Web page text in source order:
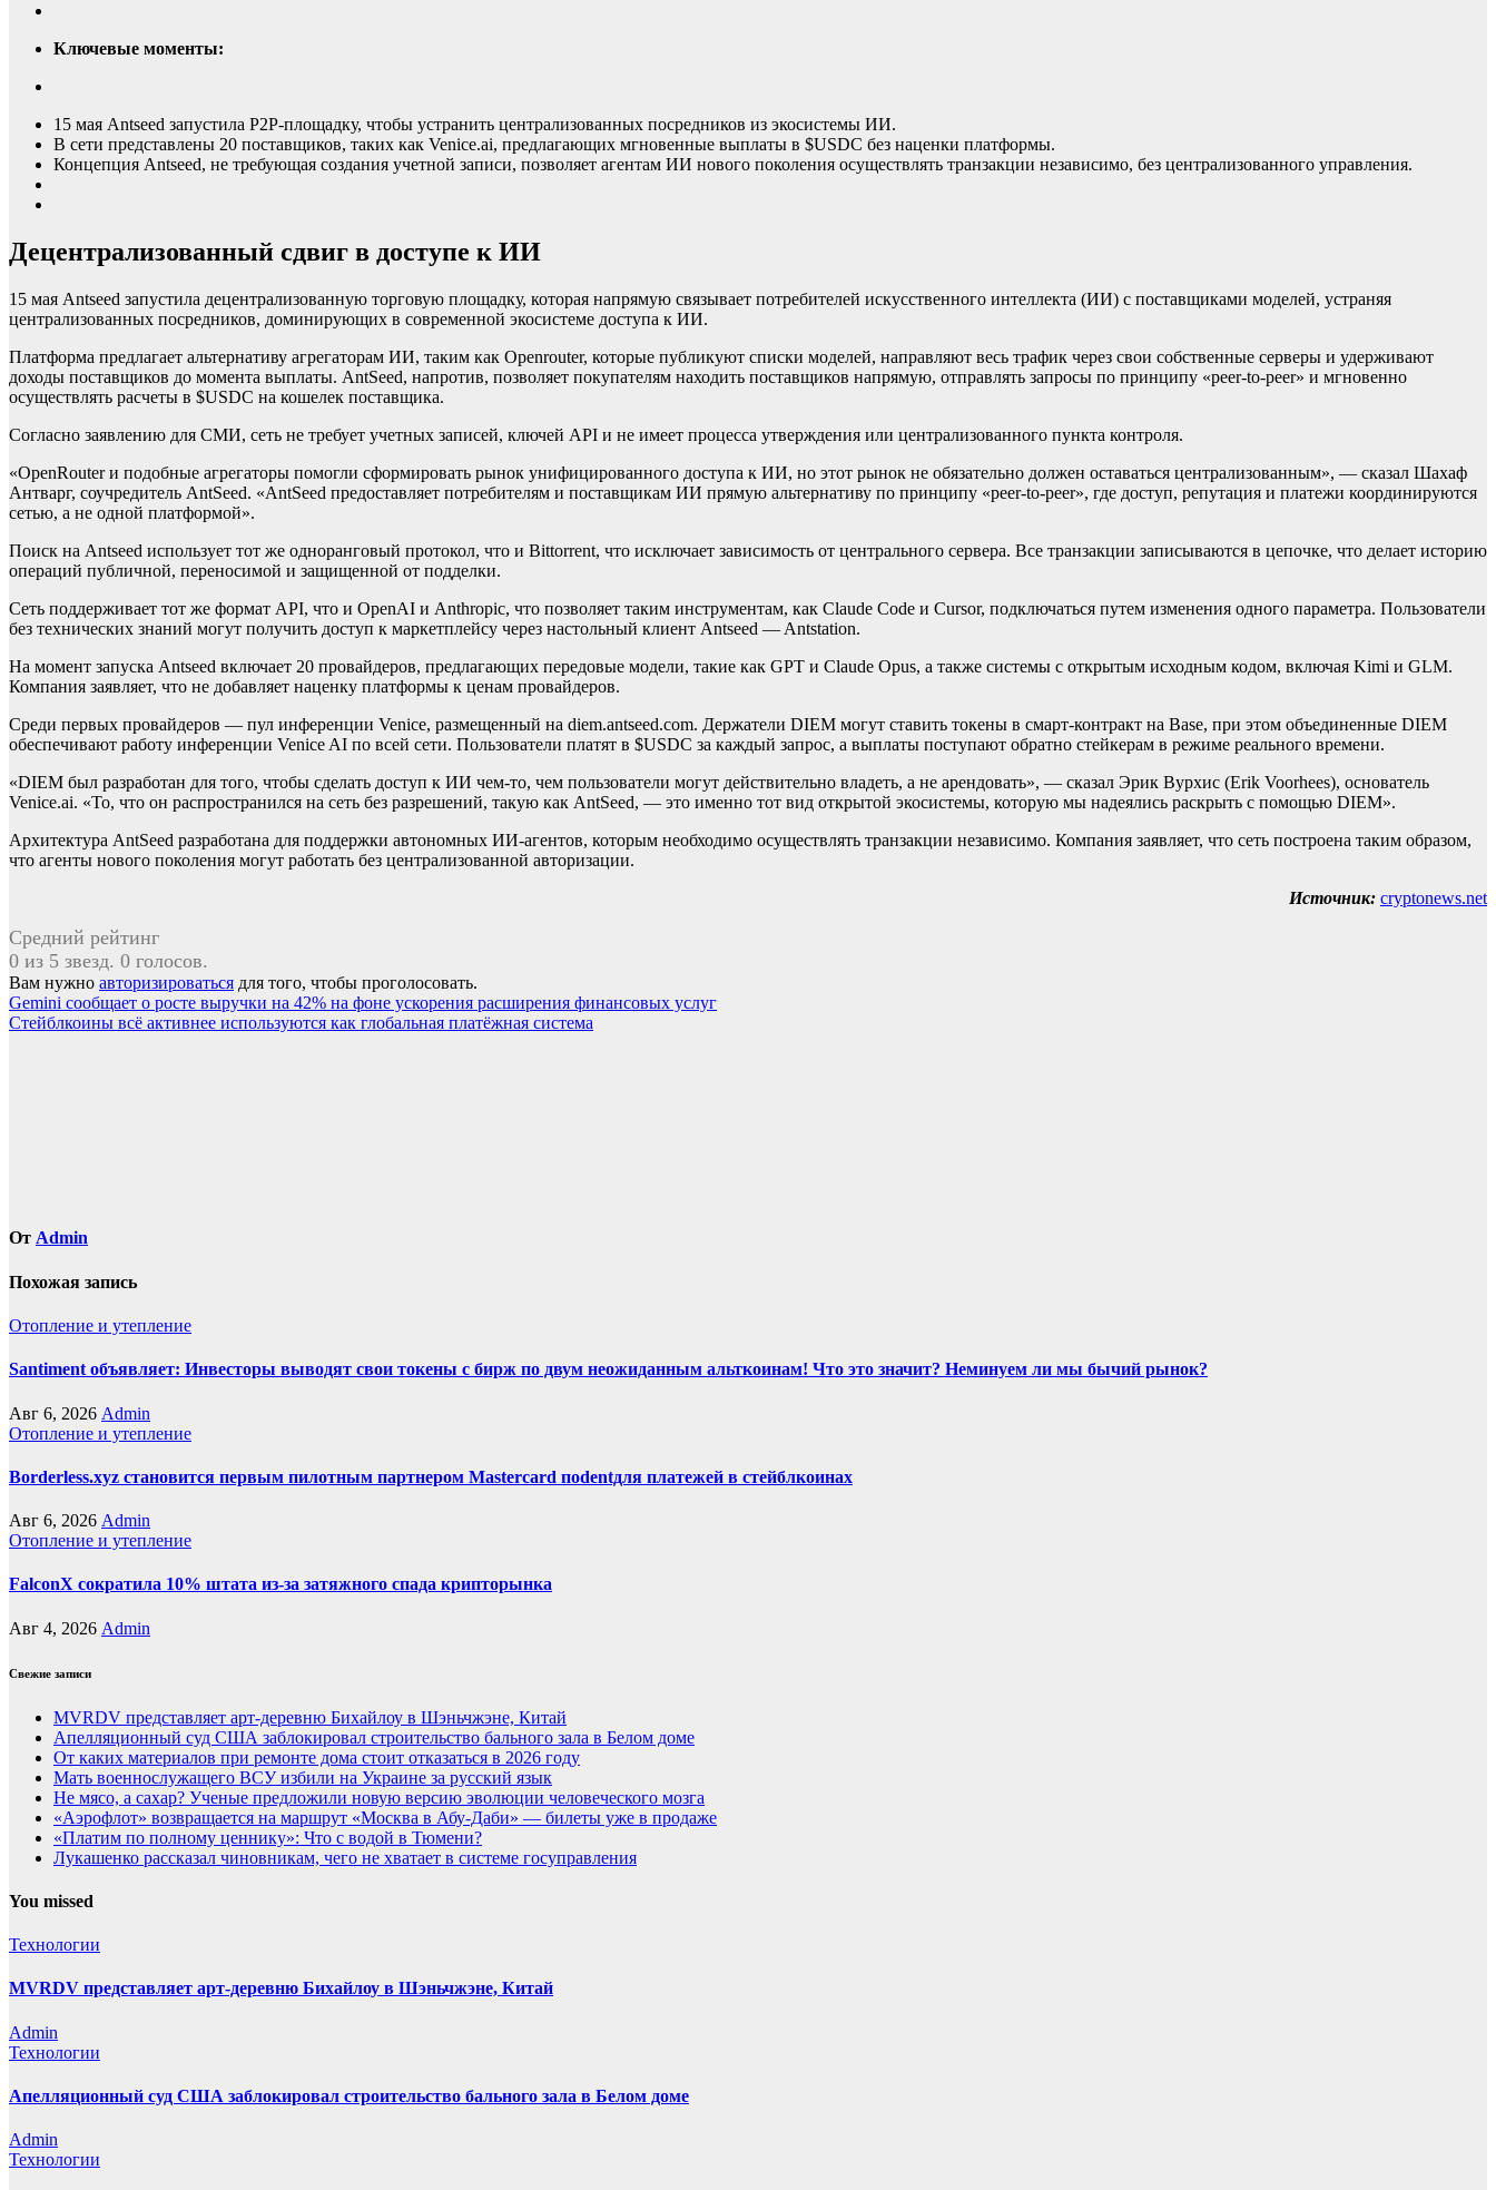
Ключевые моменты:
15 мая Antseed запустила P2P-площадку, чтобы устранить централизованных посредников из экосистемы ИИ.
В сети представлены 20 поставщиков, таких как Venice.ai, предлагающих мгновенные выплаты в $USDC без наценки платформы.
Концепция Antseed, не требующая создания учетной записи, позволяет агентам ИИ нового поколения осуществлять транзакции независимо, без централизованного управления.
Децентрализованный сдвиг в доступе к ИИ
15 мая Antseed запустила децентрализованную торговую площадку, которая напрямую связывает потребителей искусственного интеллекта (ИИ) с поставщиками моделей, устраняя
централизованных посредников, доминирующих в современной экосистеме доступа к ИИ.
Платформа предлагает альтернативу агрегаторам ИИ, таким как Openrouter, которые публикуют списки моделей, направляют весь трафик через свои собственные серверы и удерживают
доходы поставщиков до момента выплаты. AntSeed, напротив, позволяет покупателям находить поставщиков напрямую, отправлять запросы по принципу «peer-to-peer» и мгновенно
осуществлять расчеты в $USDC на кошелек поставщика.
Согласно заявлению для СМИ, сеть не требует учетных записей, ключей API и не имеет процесса утверждения или централизованного пункта контроля.
«OpenRouter и подобные агрегаторы помогли сформировать рынок унифицированного доступа к ИИ, но этот рынок не обязательно должен оставаться централизованным», — сказал Шахаф
Антварг, соучредитель AntSeed. «AntSeed предоставляет потребителям и поставщикам ИИ прямую альтернативу по принципу «peer-to-peer», где доступ, репутация и платежи координируются
сетью, а не одной платформой».
Поиск на Antseed использует тот же одноранговый протокол, что и Bittorrent, что исключает зависимость от центрального сервера. Все транзакции записываются в цепочке, что делает историю
операций публичной, переносимой и защищенной от подделки.
Сеть поддерживает тот же формат API, что и OpenAI и Anthropic, что позволяет таким инструментам, как Claude Code и Cursor, подключаться путем изменения одного параметра. Пользователи
без технических знаний могут получить доступ к маркетплейсу через настольный клиент Antseed — Antstation.
На момент запуска Antseed включает 20 провайдеров, предлагающих передовые модели, такие как GPT и Claude Opus, а также системы с открытым исходным кодом, включая Kimi и GLM.
Компания заявляет, что не добавляет наценку платформы к ценам провайдеров.
Среди первых провайдеров — пул инференции Venice, размещенный на diem.antseed.com. Держатели DIEM могут ставить токены в смарт-контракт на Base, при этом объединенные DIEM
обеспечивают работу инференции Venice AI по всей сети. Пользователи платят в $USDC за каждый запрос, а выплаты поступают обратно стейкерам в режиме реального времени.
«DIEM был разработан для того, чтобы сделать доступ к ИИ чем-то, чем пользователи могут действительно владеть, а не арендовать», — сказал Эрик Вурхис (Erik Voorhees), основатель
Venice.ai. «То, что он распространился на сеть без разрешений, такую как AntSeed, — это именно тот вид открытой экосистемы, которую мы надеялись раскрыть с помощью DIEM».
Архитектура AntSeed разработана для поддержки автономных ИИ-агентов, которым необходимо осуществлять транзакции независимо. Компания заявляет, что сеть построена таким образом,
что агенты нового поколения могут работать без централизованной авторизации.
Источник: cryptonews.net
Средний рейтинг
0 из 5 звезд. 0 голосов.
Вам нужно авторизироваться для того, чтобы проголосовать.
Навигация
по
Gemini сообщает о росте выручки на 42% на фоне ускорения расширения финансовых услуг
Стейблкоины всё активнее используются как глобальная платёжная система
От Admin
Похожая запись
Отопление и утепление
Santiment объявляет: Инвесторы выводят свои токены с бирж по двум неожиданным альткоинам! Что это значит? Неминуем ли мы бычий рынок?
Авг 6, 2026 Admin
Отопление и утепление
Borderless.xyz становится первым пилотным партнером Mastercard поdentдля платежей в стейблкоинах
Авг 6, 2026 Admin
Отопление и утепление
FalconX сократила 10% штата из-за затяжного спада крипторынка
Авг 4, 2026 Admin
Свежие записи
MVRDV представляет арт-деревню Бихайлоу в Шэньчжэне, Китай
Апелляционный суд США заблокировал строительство бального зала в Белом доме
От каких материалов при ремонте дома стоит отказаться в 2026 году
Мать военнослужащего ВСУ избили на Украине за русский язык
Не мясо, а сахар? Ученые предложили новую версию эволюции человеческого мозга
«Аэрофлот» возвращается на маршрут «Москва в Абу-Даби» — билеты уже в продаже
«Платим по полному ценнику»: Что с водой в Тюмени?
Лукашенко рассказал чиновникам, чего не хватает в системе госуправления
You missed
Технологии
MVRDV представляет арт-деревню Бихайлоу в Шэньчжэне, Китай
Admin
Технологии
Апелляционный суд США заблокировал строительство бального зала в Белом доме
Admin
Технологии